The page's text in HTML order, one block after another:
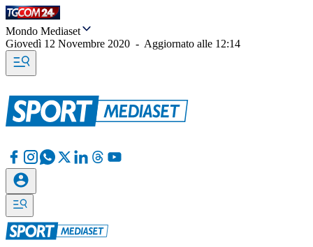
Mondo Mediaset
Giovedì 12 Novembre 2020 - Aggiornato alle 12:14